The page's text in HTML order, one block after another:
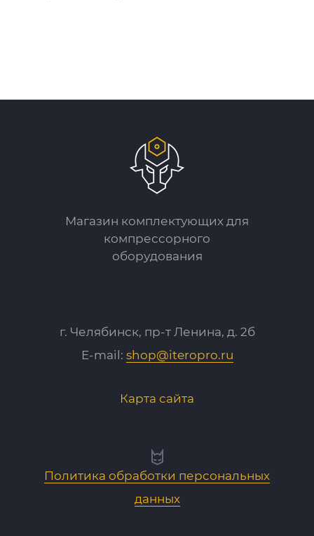
Магазин комплектующих для
компрессорного
оборудования
г. Челябинск, пр-т Ленина, д. 2б
E-mail: shop@iteropro.ru
Карта сайта
Политика обработки персональных
данных